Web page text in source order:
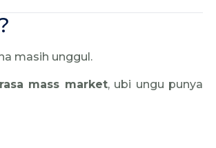
masih unggul.
mass market, ubi ungu punya